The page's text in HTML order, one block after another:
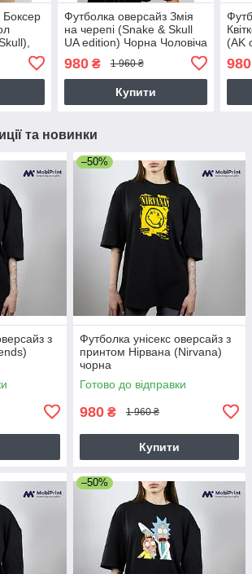
Боксер
Футболка оверсайз Змія
на черепі (Snake & Skull
UA edition) Чорна Чоловіча
980₴ 1 960 ₴
Купити
(AK
980
та новинки
з
–50%
Футболка унісекс оверсайз з
принтом Нірвана (Nirvana)
чорна
Готово до відправки
980 ₴ 1 960 ₴
Купити
–50%